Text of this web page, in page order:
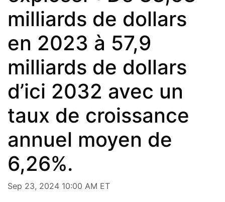
milliards de dollars
en 2023 à 57,9
milliards de dollars
d’ici 2032 avec un
taux de croissance
annuel moyen de
6,26%.
Sep 23, 2024 10:00 AM ET